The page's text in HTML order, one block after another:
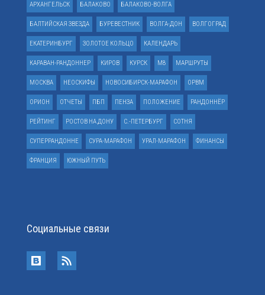
АРХАНГЕЛЬСК БАЛАКОВО БАЛАКОВО-ВОЛГА
БАЛТИЙСКАЯ ЗВЕЗДА БУРЕВЕСТНИК ВОЛГА-ДОН ВОЛГОГРАД
ЕКАТЕРИНБУРГ ЗОЛОТОЕ КОЛЬЦО КАЛЕНДАРЬ
КАРАВАН-РАНДОННЕР КИРОВ КУРСК М8 МАРШРУТЫ
МОСКВА НЕОСКИФЫ НОВОСИБИРСК-МАРАФОН ОРВМ
ОРИОН ОТЧЕТЫ ПБП ПЕНЗА ПОЛОЖЕНИЕ РАНДОННЁР
РЕЙТИНГ РОСТОВ НА ДОНУ С.-ПЕТЕРБУРГ СОТНЯ
СУПЕРРАНДОННЕ СУРА-МАРАФОН УРАЛ-МАРАФОН ФИНАНСЫ
ФРАНЦИЯ ЮЖНЫЙ ПУТЬ
Социальные связи